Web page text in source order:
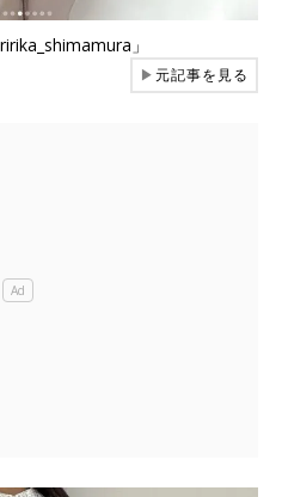
」
▶元記事を見る